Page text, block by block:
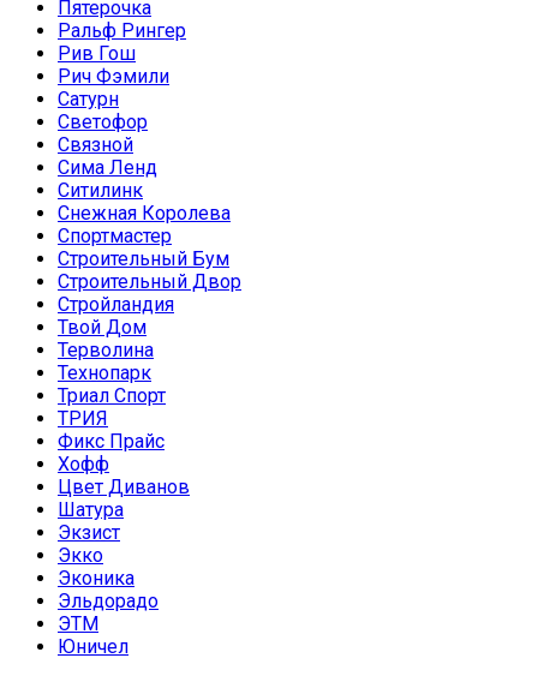
Пятерочка
Ральф Рингер
Рив Гош
Рич Фэмили
Сатурн
Светофор
Связной
Сима Ленд
Ситилинк
Снежная Королева
Спортмастер
Строительный Бум
Строительный Двор
Стройландия
Твой Дом
Терволина
Технопарк
Триал Спорт
ТРИЯ
Фикс Прайс
Хофф
Цвет Диванов
Шатура
Экзист
Экко
Эконика
Эльдорадо
ЭТМ
Юничел